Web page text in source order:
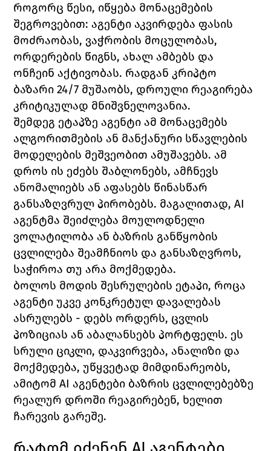
როგორც წესი, იწყება მონაცემების
შეგროვებით: აგენტი აკვირდება ფასის
მოძრაობას, ვაჭრობის მოცულობას,
ორდერების წიგნს, ახალ ამბებს და
ონჩეინ აქტივობას. რადგან კრიპტო
ბაზარი 24/7 მუშაობს, დროული რეაგირება
კრიტიკულად მნიშვნელოვანია.
შემდეგ ეტაპზე აგენტი ამ მონაცემებს
ალგორითმების ან მანქანური სწავლების
მოდელების მეშვეობით ამუშავებს. ამ
დროს ის ეძებს შაბლონებს, ამჩნევს
ანომალიებს ან აფასებს წინასწარ
განსაზღვრულ პირობებს. მაგალითად, AI
აგენტმა შეიძლება მოულოდნელი
ვოლატილობა ან ბაზრის განწყობის
ცვლილება შეამჩნიოს და განსაზღვროს,
საჭიროა თუ არა მოქმედება.
ბოლოს მოდის შესრულების ეტაპი, როცა
აგენტი უკვე კონკრეტულ დავალებას
ასრულებს - დებს ორდერს, ცვლის
პოზიციას ან აბალანსებს პორტფელს. ეს
სრული ციკლი, დაკვირვება, ანალიზი და
მოქმედება, უწყვეტად მიმდინარეობს,
ამიტომ AI აგენტები ბაზრის ცვლილებებზე
რეალურ დროში რეაგირებენ, ხელით
ჩარევის გარეშე.